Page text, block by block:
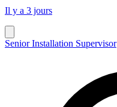
Il y a 3 jours
Senior Installation Supervisor